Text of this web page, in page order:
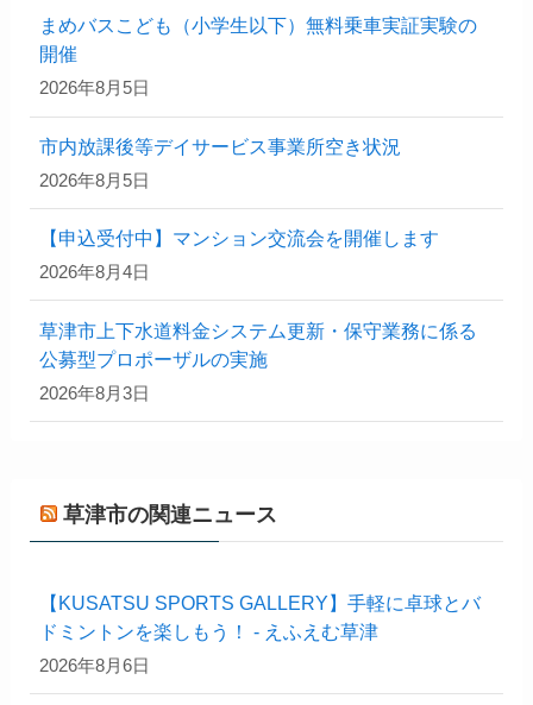
まめバスこども（小学生以下）無料乗車実証実験の
開催
2026年8月5日
市内放課後等デイサービス事業所空き状況
2026年8月5日
【申込受付中】マンション交流会を開催します
2026年8月4日
草津市上下水道料金システム更新・保守業務に係る
公募型プロポーザルの実施
2026年8月3日
草津市の関連ニュース
【KUSATSU SPORTS GALLERY】手軽に卓球とバ
ドミントンを楽しもう！ - えふえむ草津
2026年8月6日